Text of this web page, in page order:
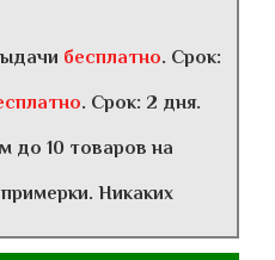
бесплатно. Срок:
. Срок: 2 дня.
до 10 товаров на
Никаких